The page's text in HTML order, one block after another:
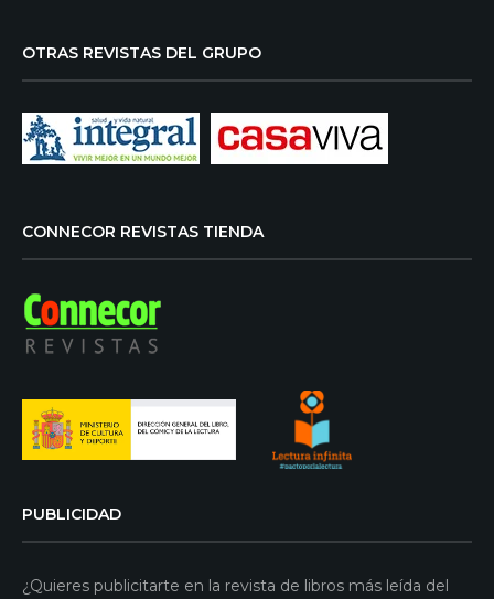
OTRAS REVISTAS DEL GRUPO
CONNECOR REVISTAS TIENDA
PUBLICIDAD
¿Quieres publicitarte en la revista de libros más leída del